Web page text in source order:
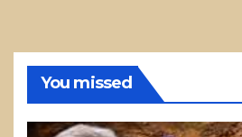
You missed